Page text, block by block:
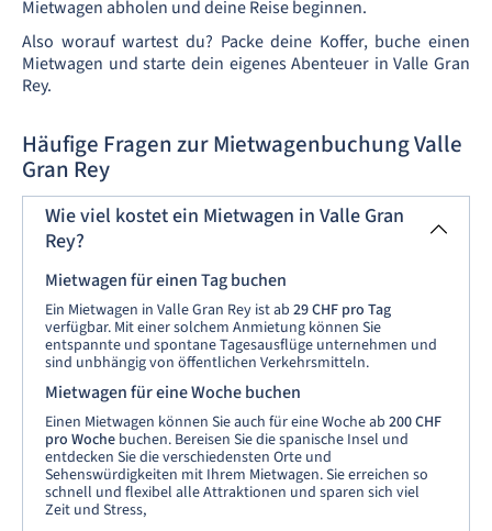
Mietwagen abholen und deine Reise beginnen.
Also worauf wartest du? Packe deine Koffer, buche einen
Mietwagen und starte dein eigenes Abenteuer in Valle Gran
Rey.
Häufige Fragen zur Mietwagenbuchung Valle
Gran Rey
Wie viel kostet ein Mietwagen in Valle Gran
Rey?
Mietwagen für einen Tag buchen
Ein Mietwagen in Valle Gran Rey ist ab 29 CHF pro Tag
verfügbar. Mit einer solchem Anmietung können Sie
entspannte und spontane Tagesausflüge unternehmen und
sind unbhängig von öffentlichen Verkehrsmitteln.
Mietwagen für eine Woche buchen
Einen Mietwagen können Sie auch für eine Woche ab 200 CHF
pro Woche buchen. Bereisen Sie die spanische Insel und
entdecken Sie die verschiedensten Orte und
Sehenswürdigkeiten mit Ihrem Mietwagen. Sie erreichen so
schnell und flexibel alle Attraktionen und sparen sich viel
Zeit und Stress,